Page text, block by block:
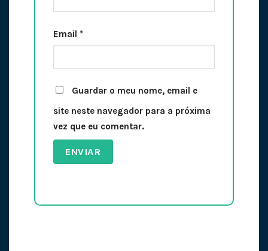
Email *
Guardar o meu nome, email e
site neste navegador para a próxima
vez que eu comentar.